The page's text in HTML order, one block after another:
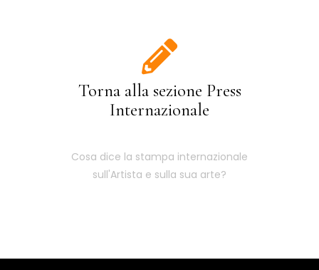
Torna alla sezione Press
Internazionale
Cosa dice la stampa internazionale
sull'Artista e sulla sua arte?